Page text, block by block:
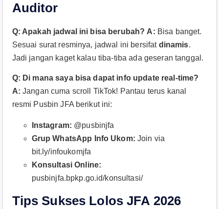
Auditor
Q: Apakah jadwal ini bisa berubah? A: Bisa banget.
Sesuai surat resminya, jadwal ini bersifat dinamis.
Jadi jangan kaget kalau tiba-tiba ada geseran tanggal.
Q: Di mana saya bisa dapat info update real-time?
A: Jangan cuma scroll TikTok! Pantau terus kanal
resmi Pusbin JFA berikut ini:
Instagram: @pusbinjfa
Grup WhatsApp Info Ukom: Join via
bit.ly/infoukomjfa
Konsultasi Online:
pusbinjfa.bpkp.go.id/konsultasi/
Tips Sukses Lolos JFA 2026